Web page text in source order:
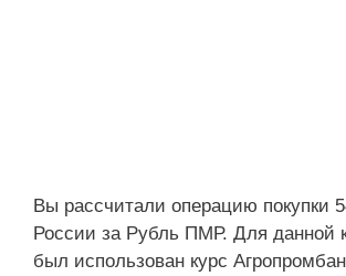
Вы рассчитали операцию покупки
России за Рубль ПМР. Для данной
был использован курс